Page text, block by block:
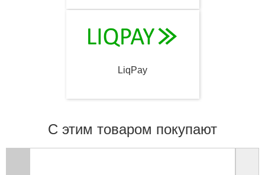
LiqPay
С этим товаром покупают